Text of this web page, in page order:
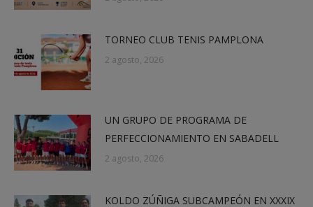
TORNEO CLUB TENIS PAMPLONA
2 agosto, 2026
UN GRUPO DE PROGRAMA DE
PERFECCIONAMIENTO EN SABADELL
2 agosto, 2026
KOLDO ZÚÑIGA SUBCAMPEÓN EN XXXIX